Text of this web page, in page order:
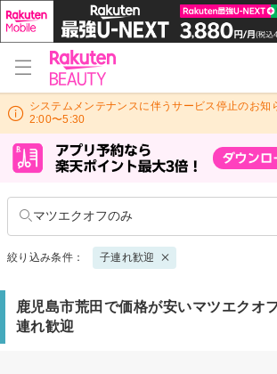
システムメンテナンスに伴うサービス停止のお知
2:00〜5:30
マツエクオフのみ
絞り込み条件： 子連れ歓迎
鹿児島市荒田で価格が安いマツエクオ
連れ歓迎